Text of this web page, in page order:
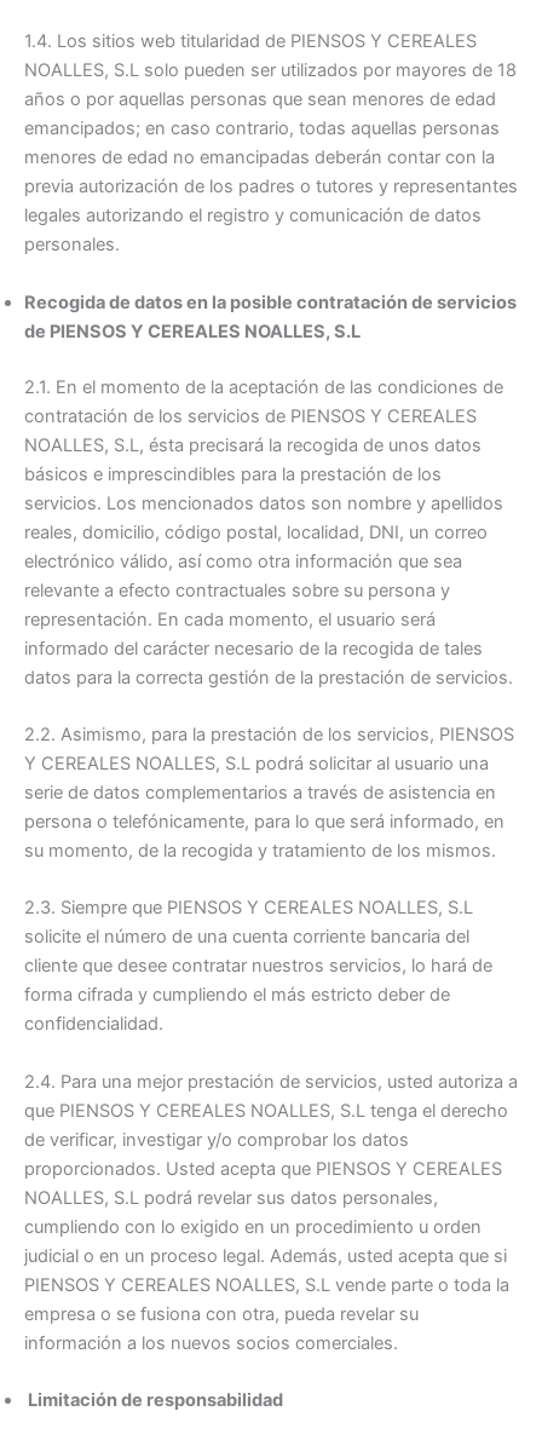
1.4. Los sitios web titularidad de PIENSOS Y CEREALES
NOALLES, S.L solo pueden ser utilizados por mayores de 18
años o por aquellas personas que sean menores de edad
emancipados; en caso contrario, todas aquellas personas
menores de edad no emancipadas deberán contar con la
previa autorización de los padres o tutores y representantes
legales autorizando el registro y comunicación de datos
personales.
Recogida de datos en la posible contratación de servicios
de PIENSOS Y CEREALES NOALLES, S.L
2.1. En el momento de la aceptación de las condiciones de
contratación de los servicios de PIENSOS Y CEREALES
NOALLES, S.L, ésta precisará la recogida de unos datos
básicos e imprescindibles para la prestación de los
servicios. Los mencionados datos son nombre y apellidos
reales, domicilio, código postal, localidad, DNI, un correo
electrónico válido, así como otra información que sea
relevante a efecto contractuales sobre su persona y
representación. En cada momento, el usuario será
informado del carácter necesario de la recogida de tales
datos para la correcta gestión de la prestación de servicios.
2.2. Asimismo, para la prestación de los servicios, PIENSOS
Y CEREALES NOALLES, S.L podrá solicitar al usuario una
serie de datos complementarios a través de asistencia en
persona o telefónicamente, para lo que será informado, en
su momento, de la recogida y tratamiento de los mismos.
2.3. Siempre que PIENSOS Y CEREALES NOALLES, S.L
solicite el número de una cuenta corriente bancaria del
cliente que desee contratar nuestros servicios, lo hará de
forma cifrada y cumpliendo el más estricto deber de
confidencialidad.
2.4. Para una mejor prestación de servicios, usted autoriza a
que PIENSOS Y CEREALES NOALLES, S.L tenga el derecho
de verificar, investigar y/o comprobar los datos
proporcionados. Usted acepta que PIENSOS Y CEREALES
NOALLES, S.L podrá revelar sus datos personales,
cumpliendo con lo exigido en un procedimiento u orden
judicial o en un proceso legal. Además, usted acepta que si
PIENSOS Y CEREALES NOALLES, S.L vende parte o toda la
empresa o se fusiona con otra, pueda revelar su
información a los nuevos socios comerciales.
Limitación de responsabilidad